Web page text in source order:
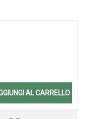
AL CARRELLO